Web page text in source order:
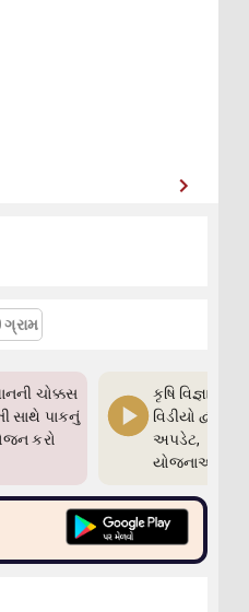
ગ્રામ
ચોક્કસ
સાથે પાકનું
કરો
કૃષિ વિજ્ઞાન
વિડીયો દ્વારા ખેતી
અપડેટ,
યોજનાઓ અને